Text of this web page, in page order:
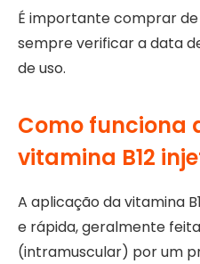
É importante comprar
sempre verificar a data
de uso.
Como funciona
vitamina B12
A aplicação da vitamina
e rápida, geralmente
(intramuscular) por um